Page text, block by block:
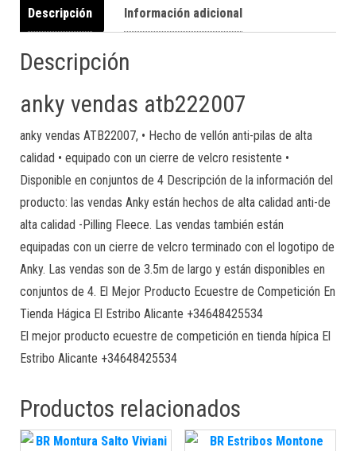
Descripción Información adicional
Descripción
anky vendas atb222007
anky vendas ATB22007, • Hecho de vellón anti-pilas de alta
calidad • equipado con un cierre de velcro resistente •
Disponible en conjuntos de 4 Descripción de la información del
producto: las vendas Anky están hechos de alta calidad anti-de
alta calidad -Pilling Fleece. Las vendas también están
equipadas con un cierre de velcro terminado con el logotipo de
Anky. Las vendas son de 3.5m de largo y están disponibles en
conjuntos de 4. El Mejor Producto Ecuestre de Competición En
Tienda Hágica El Estribo Alicante +34648425534
El mejor producto ecuestre de competición en tienda hípica El
Estribo Alicante +34648425534
Productos relacionados